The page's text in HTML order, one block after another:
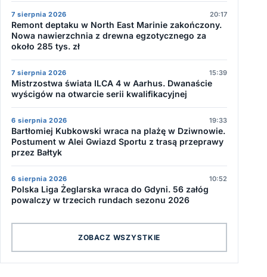
7 sierpnia 2026 20:17
Remont deptaku w North East Marinie zakończony.
Nowa nawierzchnia z drewna egzotycznego za
około 285 tys. zł
7 sierpnia 2026 15:39
Mistrzostwa świata ILCA 4 w Aarhus. Dwanaście
wyścigów na otwarcie serii kwalifikacyjnej
6 sierpnia 2026 19:33
Bartłomiej Kubkowski wraca na plażę w Dziwnowie.
Postument w Alei Gwiazd Sportu z trasą przeprawy
przez Bałtyk
6 sierpnia 2026 10:52
Polska Liga Żeglarska wraca do Gdyni. 56 załóg
powalczy w trzecich rundach sezonu 2026
ZOBACZ WSZYSTKIE